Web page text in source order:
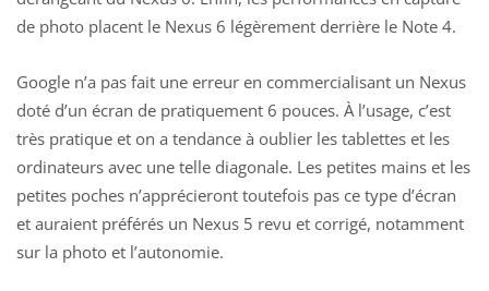
de photo placent le Nexus 6 légèrement derrière le Note 4.
Google n’a pas fait une erreur en commercialisant un Nexus
doté d’un écran de pratiquement 6 pouces. À l’usage, c’est
très pratique et on a tendance à oublier les tablettes et les
ordinateurs avec une telle diagonale. Les petites mains et les
petites poches n’apprécieront toutefois pas ce type d’écran
et auraient préférés un Nexus 5 revu et corrigé, notamment
sur la photo et l’autonomie.